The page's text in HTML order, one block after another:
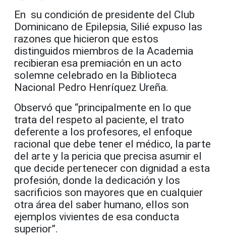
En su condición de presidente del Club
Dominicano de Epilepsia, Silié expuso las
razones que hicieron que estos
distinguidos miembros de la Academia
recibieran esa premiación en un acto
solemne celebrado en la Biblioteca
Nacional Pedro Henríquez Ureña.
Observó que “principalmente en lo que
trata del respeto al paciente, el trato
deferente a los profesores, el enfoque
racional que debe tener el médico, la parte
del arte y la pericia que precisa asumir el
que decide pertenecer con dignidad a esta
profesión, donde la dedicación y los
sacrificios son mayores que en cualquier
otra área del saber humano, ellos son
ejemplos vivientes de esa conducta
superior”.